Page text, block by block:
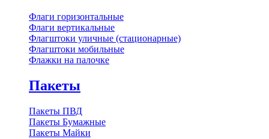
Флаги горизонтальные
Флаги вертикальные
Флагштоки уличные (стационарные)
Флагштоки мобильные
Флажки на палочке
Пакеты
Пакеты ПВД
Пакеты Бумажные
Пакеты Майки